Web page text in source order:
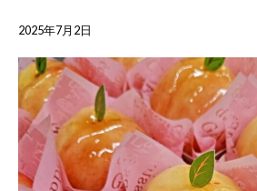
2025年7月2日